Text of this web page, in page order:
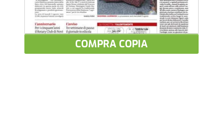
COMPRA COPIA